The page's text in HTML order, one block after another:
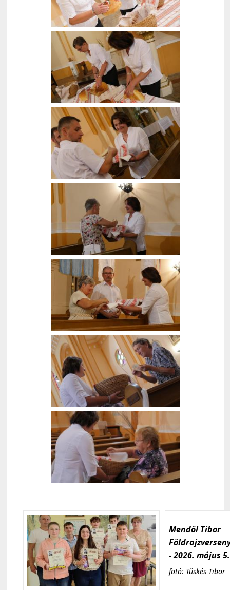
Mendöl Tibor
- 2026. május 5.
fotó: Tüskés Tibor